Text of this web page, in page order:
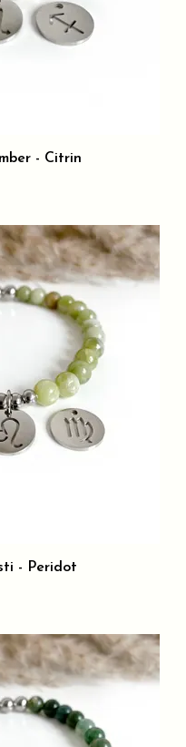
- Citrin
- Peridot